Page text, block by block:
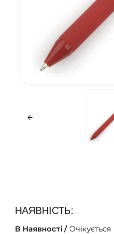
НАЯВНІСТЬ:
В Наявності / Очікується